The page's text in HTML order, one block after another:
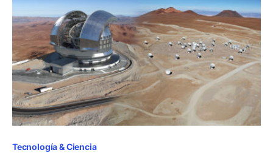
Tecnología & Ciencia